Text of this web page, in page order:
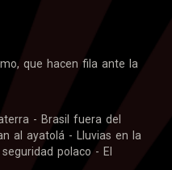
que hacen fila ante la
- Brasil fuera del
al ayatolá - Lluvias en la
polaco - El